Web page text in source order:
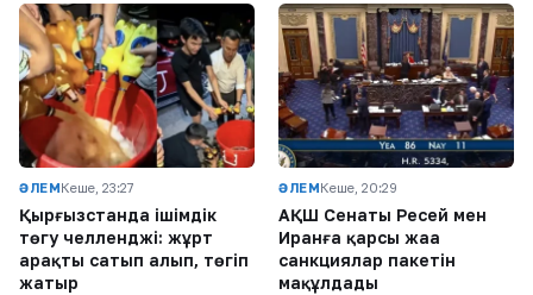
ӘЛЕМКеше, 23:27
Қырғызстанда ішімдік
төгу челленджі: жұрт
арақты сатып алып, төгіп
жатыр
ӘЛЕМКеше, 20:29
АҚШ Сенаты Ресей мен
Иранға қарсы жаңа
санкциялар пакетін
мақұлдады